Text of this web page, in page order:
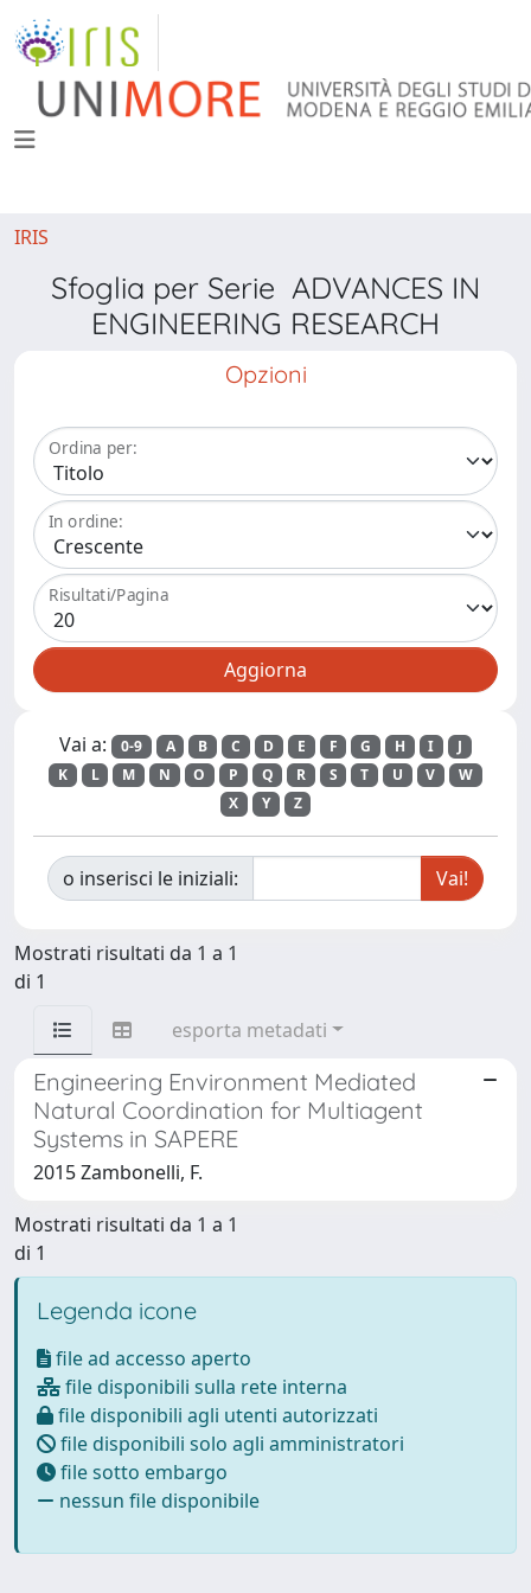
IRIS
Sfoglia per Serie ADVANCES IN
ENGINEERING RESEARCH
Opzioni
Ordina per:
In ordine:
Risultati/Pagina
Vai a: 0-9 A B C D E F G H I
J
K
L M N O P Q R S T U V
W
X
Y Z
o inserisci le iniziali:
Mostrati risultati da 1 a 1
di 1
esporta metadati
Engineering Environment Mediated
Natural Coordination for Multiagent
Systems in SAPERE
2015 Zambonelli, F.
Mostrati risultati da 1 a 1
di 1
Legenda icone
file ad accesso aperto
file disponibili sulla rete interna
file disponibili agli utenti autorizzati
file disponibili solo agli amministratori
file sotto embargo
nessun file disponibile